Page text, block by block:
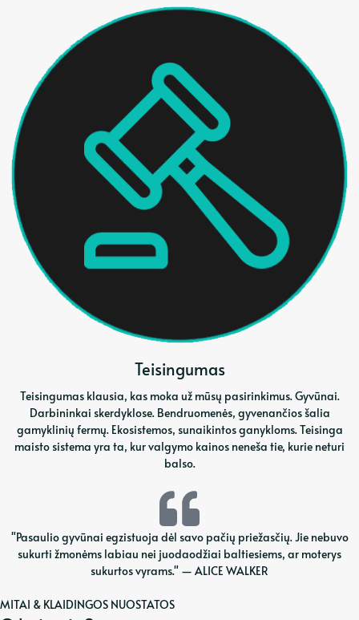
Teisingumas
Teisingumas klausia, kas moka už mūsų pasirinkimus. Gyvūnai.
Darbininkai skerdyklose. Bendruomenės, gyvenančios šalia
gamyklinių fermų. Ekosistemos, sunaikintos ganykloms. Teisinga
maisto sistema yra ta, kur valgymo kainos neneša tie, kurie neturi
balso.
"Pasaulio gyvūnai egzistuoja dėl savo pačių priežasčių. Jie nebuvo
sukurti žmonėms labiau nei juodaodžiai baltiesiems, ar moterys
sukurtos vyrams." — ALICE WALKER
MITAI & KLAIDINGOS NUOSTATOS